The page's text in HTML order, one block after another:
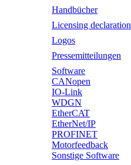
Handbücher
Licensing declaration
Logos
Pressemitteilungen
Software
CANopen
IO-Link
WDGN
EtherCAT
EtherNet/IP
PROFINET
Motorfeedback
Sonstige Software